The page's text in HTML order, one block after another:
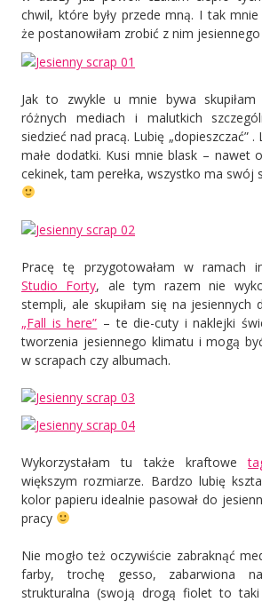
chwil, które były przede mną. I tak
że postanowiłam zrobić z nim jesiennego
Jak to zwykle u mnie bywa
różnych mediach i malutkich
siedzieć nad pracą. Lubię „dopieszczać” .
małe dodatki. Kusi mnie blask – nawet
cekinek, tam perełka, wszystko ma swój
Pracę tę przygotowałam w ramach
Studio Forty, ale tym razem nie
stempli, ale skupiłam się na jesiennych
„Fall is here” – te die-cuty i naklejki
tworzenia jesiennego klimatu i mogą
w scrapach czy albumach.
Wykorzystałam tu także kraftowe
większym rozmiarze. Bardzo lubię
kolor papieru idealnie pasował do
pracy
Nie mogło też oczywiście zabraknąć
farby, trochę gesso, zabarwiona
strukturalna (swoją drogą fiolet to